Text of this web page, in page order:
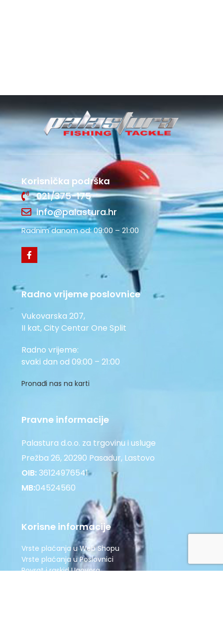
Korisnička podrška
021/375-175
info@palastura.hr
Radnim danom od: 09:00 – 21:00
Radno vrijeme poslovnice
Vukovarska 207,
II kat, City Centar One Split
Radno vrijeme:
svaki dan od 09:00 – 21:00
Pronađi nas na karti
Pravne informacije
Palastura d.o.o. za trgovinu i usluge
Prežba 26, 20290 Pasadur, Lastovo
OIB:36124976541
MB:04524560
Korisne informacije
Vrste plaćanja u Web Shopu
Vrste plaćanja u Poslovnici
Povrat i raskid Ugovora